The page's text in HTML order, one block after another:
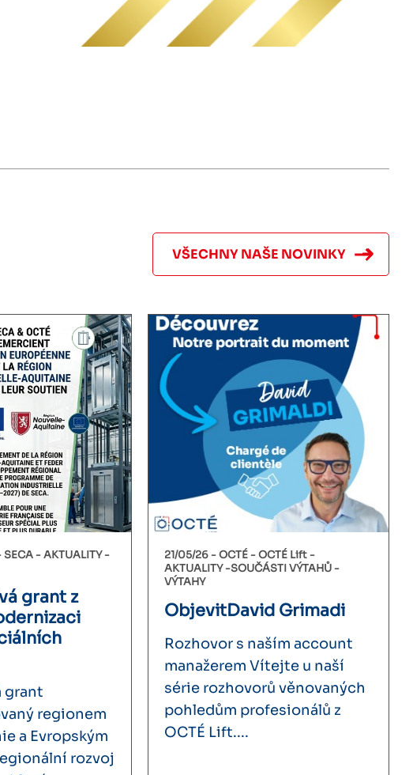
VŠECHNY NAŠE NOVINKY
SECA
AKTUALITY
grant z
grant
regionem
a Evropským
rozvoj
21/05/26 -OCTÉ
OCTÉ Lift
AKTUALITY SOUČÁSTI VÝTAHŮ
VÝTAHY
ObjevitDavid Grimadi
Rozhovor s naším account
manažerem Vítejte u naší
série rozhovorů věnovaných
pohledům profesionálů z
OCTÉ Lift....